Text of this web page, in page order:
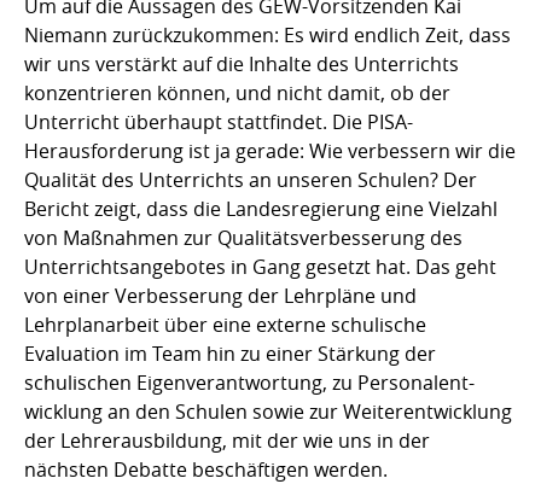
Um auf die Aussagen des GEW-Vorsitzenden Kai
Niemann zurückzukommen: Es wird endlich Zeit, dass
wir uns verstärkt auf die Inhalte des Unterrichts
konzentrieren können, und nicht damit, ob der
Unterricht überhaupt stattfindet. Die PISA-
Herausforderung ist ja gerade: Wie verbessern wir die
Qualität des Unterrichts an unseren Schulen? Der
Bericht zeigt, dass die Landesregierung eine Vielzahl
von Maßnahmen zur Qualitätsverbesserung des
Unterrichtsangebotes in Gang gesetzt hat. Das geht
von einer Verbesserung der Lehrpläne und
Lehrplanarbeit über eine externe schulische
Evaluation im Team hin zu einer Stärkung der
schulischen Eigenverantwortung, zu Personalent-
wicklung an den Schulen sowie zur Weiterentwicklung
der Lehrerausbildung, mit der wie uns in der
nächsten Debatte beschäftigen werden.